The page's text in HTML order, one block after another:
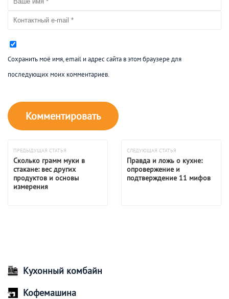
Сохранить моё имя, email и адрес сайта в этом браузере для
последующих моих комментариев.
ПРЕДЫДУЩАЯ СТАТЬЯ
Сколько грамм муки в
стакане: вес других
продуктов и основы
измерения
СЛЕДУЮЩАЯ СТАТЬЯ
Правда и ложь о кухне:
опровержение и
подтверждение 11 мифов
Кухонный комбайн
Кофемашина